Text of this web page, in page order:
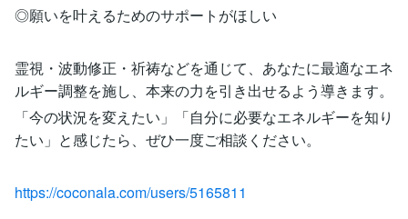
◎願いを叶えるためのサポートがほしい
霊視・波動修正・祈祷などを通じて、あなたに最適なエネ
ルギー調整を施し、本来の力を引き出せるよう導きます。
「今の状況を変えたい」「自分に必要なエネルギーを知り
たい」と感じたら、ぜひ一度ご相談ください。
https://coconala.com/users/5165811